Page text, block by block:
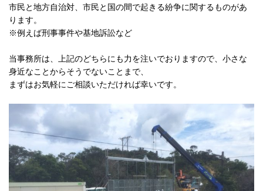
市民と地方自治対、市民と国の間で起きる紛争に関するものがあ
ります。
※例えば刑事事件や基地訴訟など
当事務所は、上記のどちらにも力を注いでおりますので、小さな
身近なことからそうでないことまで、
まずはお気軽にご相談いただければ幸いです。